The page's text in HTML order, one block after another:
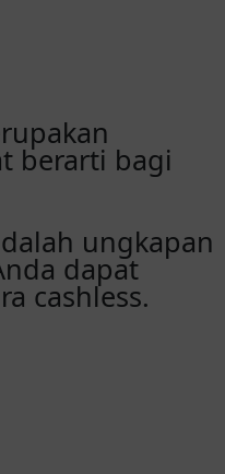
berarti bagi
ungkapan
dapat
cashless.